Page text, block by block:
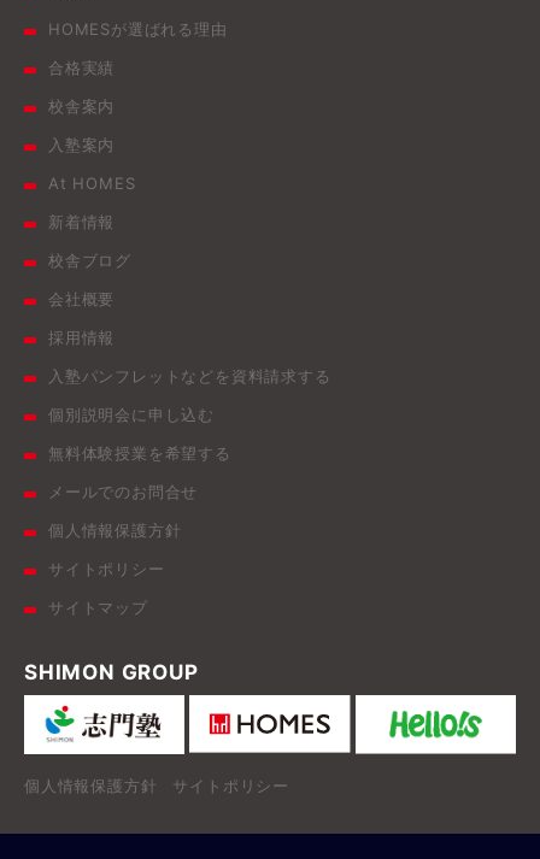
HOMESが選ばれる理由
合格実績
校舎案内
入塾案内
At HOMES
新着情報
校舎ブログ
会社概要
採用情報
入塾パンフレットなどを資料請求する
個別説明会に申し込む
無料体験授業を希望する
メールでのお問合せ
個人情報保護方針
サイトポリシー
サイトマップ
SHIMON GROUP
個人情報保護方針 サイトポリシー